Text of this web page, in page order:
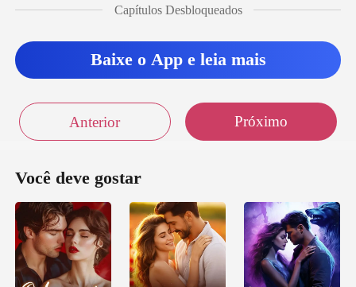
Capítulos Desbloqueados
Baixe o App e leia mais
Anterior Próximo
Você deve gostar